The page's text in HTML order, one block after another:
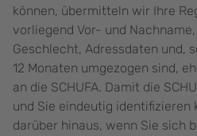
können, übermitteln wir Ihre
vorliegend Vor- und
Geschlecht, Adressdaten und,
12 Monaten umgezogen sind,
an die SCHUFA. Damit die
und Sie eindeutig
darüber hinaus, wenn Sie sich